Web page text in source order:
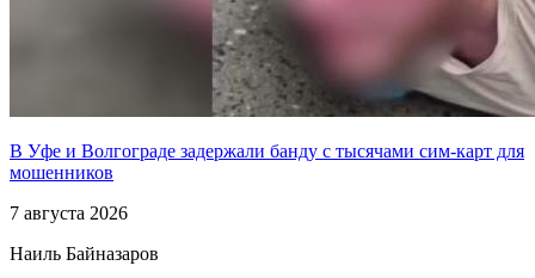
В Уфе и Волгограде задержали банду с тысячами сим-карт для
мошенников
7 августа 2026
Наиль Байназаров